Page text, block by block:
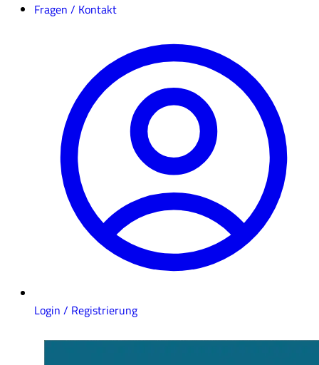
Fragen / Kontakt
Login / Registrierung